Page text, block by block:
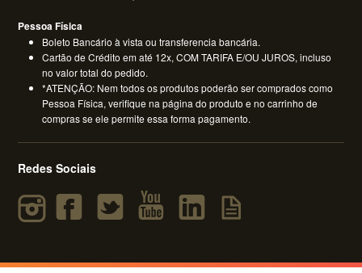
Pessoa Física
Boleto Bancário à vista ou transferencia bancária.
Cartão de Crédito em até 12x, COM TARIFA E/OU JUROS, incluso
no valor total do pedido.
*ATENÇÃO: Nem todos os produtos poderão ser comprados como
Pessoa Física, verifique na página do produto e no carrinho de
compras se ele permite essa forma pagamento.
Redes Sociais